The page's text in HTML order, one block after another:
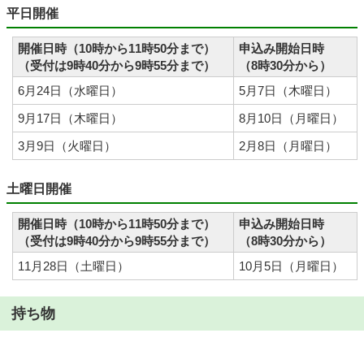
平日開催
開催日時（10時から11時50分まで）
（受付は9時40分から9時55分まで）
申込み開始日時
（8時30分から）
6月24日（水曜日）
5月7日（木曜日）
9月17日（木曜日）
8月10日（月曜日）
3月9日（火曜日）
2月8日（月曜日）
土曜日開催
開催日時（10時から11時50分まで）
（受付は9時40分から9時55分まで）
申込み開始日時
（8時30分から）
11月28日（土曜日）
10月5日（月曜日）
持ち物